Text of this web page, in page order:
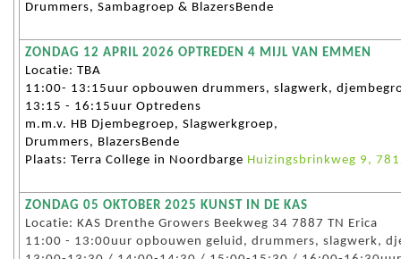
Drummers, Sambagroep & BlazersBende
ZONDAG 12 APRIL 2026 OPTREDEN 4 MIJL VAN EMMEN
Locatie: TBA
11:00- 13:15uur opbouwen drummers, slagwerk,
13:15 - 16:15uur Optredens
m.m.v. HB Djembegroep, Slagwerkgroep,
Drummers, BlazersBende
Plaats: Terra College in Noordbarge Huizingsbrinkweg 9,
ZONDAG 05 OKTOBER 2025 KUNST IN DE KAS
Locatie: KAS Drenthe Growers Beekweg 34 7887 TN Erica
11:00 - 13:00uur opbouwen geluid, drummers, slagwerk,